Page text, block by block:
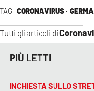
TAG CORONAVIRUS ·
Tutti gli articoli di
PIÙ LETTI
INCHIESTA SULLO